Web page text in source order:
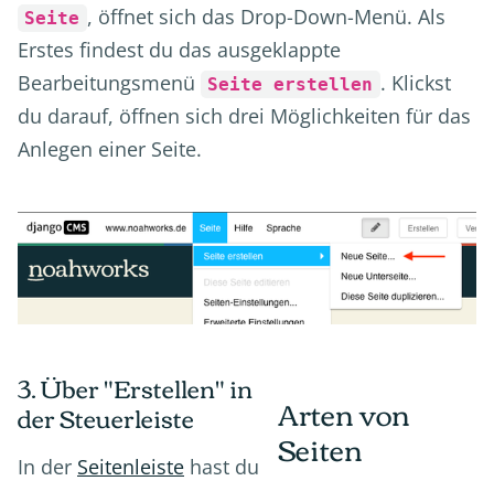
Seite , öffnet sich das Drop-Down-Menü. Als
Erstes findest du das ausgeklappte
Bearbeitungsmenü
Seite erstellen . Klickst
du darauf, öffnen sich drei Möglichkeiten für das
Anlegen einer Seite.
3. Über "Erstellen" in
der Steuerleiste
In der Seitenleiste hast du
Arten von
Seiten